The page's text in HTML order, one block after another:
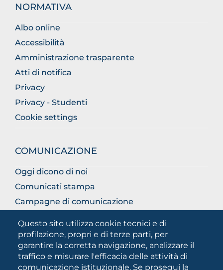
Questo sito utilizza cookie tecnici e di
profilazione, propri e di terze parti, per
garantire la corretta navigazione, analizzare il
traffico e misurare l'efficacia delle attività di
comunicazione istituzionale. Se prosegui la
NORMATIVA
Albo online
Accessibilità
Amministrazione trasparente
Atti di notifica
Privacy
Privacy - Studenti
Cookie settings
COMUNICAZIONE
Oggi dicono di noi
Comunicati stampa
Campagne di comunicazione
Unifg Mag
Manuale di identità visiva
Facts and figures